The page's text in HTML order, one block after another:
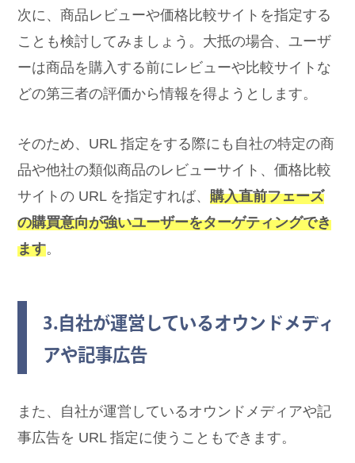
次に、商品レビューや価格比較サイトを指定する
ことも検討してみましょう。大抵の場合、ユーザ
ーは商品を購入する前にレビューや比較サイトな
どの第三者の評価から情報を得ようとします。
そのため、URL 指定をする際にも自社の特定の商
品や他社の類似商品のレビューサイト、価格比較
サイトの URL を指定すれば、購入直前フェーズ
の購買意向が強いユーザーをターゲティングでき
ます。
3.自社が運営しているオウンドメディ
アや記事広告
また、自社が運営しているオウンドメディアや記
事広告を URL 指定に使うこともできます。